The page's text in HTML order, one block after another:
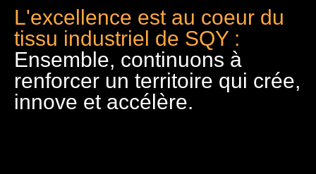
L'excellence est au coeur du
tissu industriel de SQY :
Ensemble, continuons à
renforcer un territoire qui crée,
innove et accélère.